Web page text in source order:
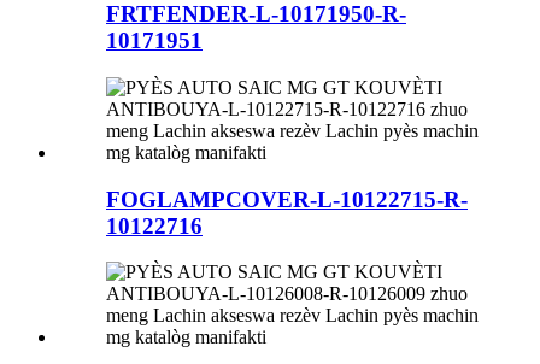
FRTFENDER-L-10171950-R-
10171951
FOGLAMPCOVER-L-10122715-R-
10122716